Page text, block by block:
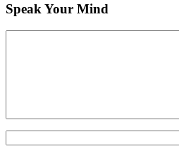
Speak Your Mind